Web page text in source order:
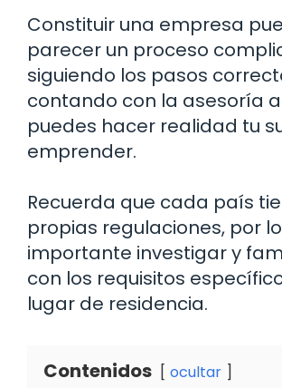
Constituir una empresa
parecer un proceso
siguiendo los pasos
contando con la asesoría
puedes hacer realidad tu
emprender.
Recuerda que cada país
propias regulaciones, por
importante investigar y
con los requisitos
lugar de residencia.
Contenidos ocultar